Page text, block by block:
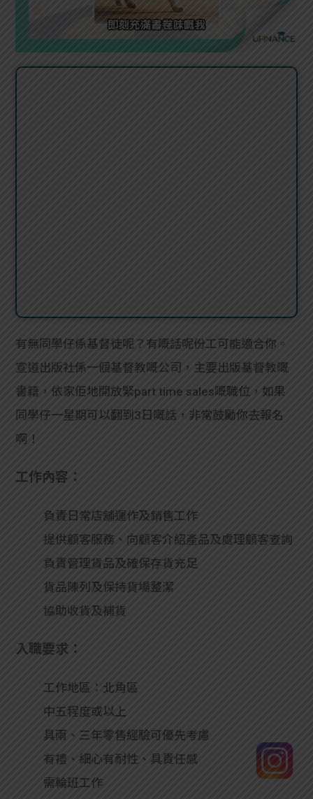
有無同學仔係基督徒呢？有嘅話呢份工可能適合你。
宣道出版社係一個基督教嘅公司，主要出版基督教嘅
書籍，依家佢地開放緊part time sales嘅職位，如果
同學仔一星期可以翻到3日嘅話，非常鼓勵你去報名
啊！
工作內容：
負責日常店舖運作及銷售工作
提供顧客服務、向顧客介紹產品及處理顧客查詢
負責管理貨品及確保存貨充足
貨品陳列及保持貨場整潔
協助收貨及補貨
入職要求：
工作地區：北角區
中五程度或以上
具兩、三年零售經驗可優先考慮
有禮、細心有耐性、具責任感
需輪班工作